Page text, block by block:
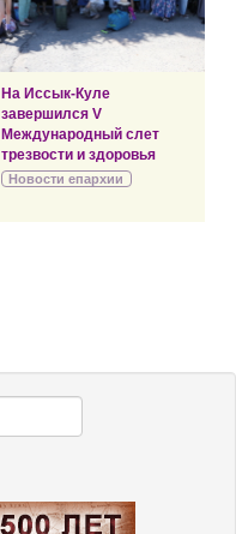
На Иссык-Куле
завершился V
Международный слет
трезвости и здоровья
Новости епархии